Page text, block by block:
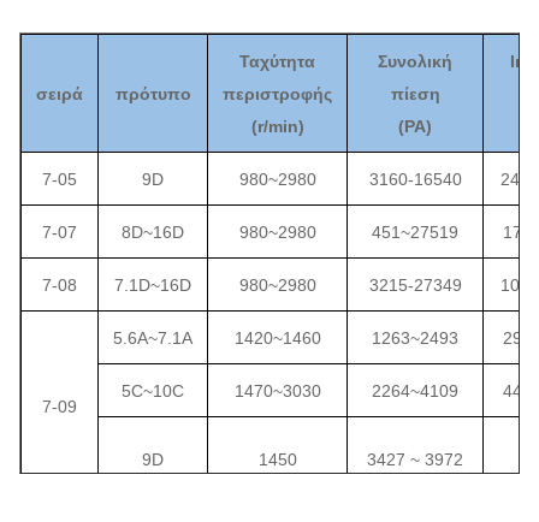
σειρά πρότυπο
Ταχύτητα
περιστροφής
(r/min)
Συνολική
πίεση
(PA)
7-05 9D 980~2980 3160-16540
7-07 8D~16D 980~2980 451~27519
7-08 7.1D~16D 980~2980 3215-27349
7-09
5.6A~7.1A 1420~1460 1263~2493
5C~10C 1470~3030 2264~4109
9D 1450 3427 ~ 3972